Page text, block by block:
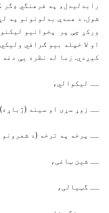
رابدلیدل، په فرهنگي ډگر
شول. د همدې بدلونونو په
ورکړ چې پر پخوانیو
او لا خپله بیو ګرافي
کیږدي. زما له نظره یې
ــ ليکوالي،
ــ زوړ سړی او سیند
ــ پرخه په ترخه (د شعرونو
ــ شین ټاغی،
ــ گټیالی،